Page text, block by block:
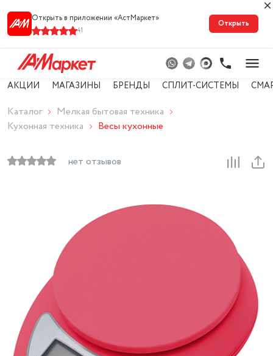
Открыть в приложении «АстМарке‪т‬»
41
Открыть
АКЦИИ МАГАЗИНЫ БРЕНДЫ СПЛИТ-СИСТЕМЫ
Каталог
Мелкая бытовая техника
Кухонная техника
Весы кухонные
нет отзывов